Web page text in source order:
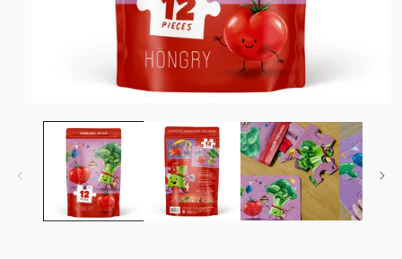
openen
modaal